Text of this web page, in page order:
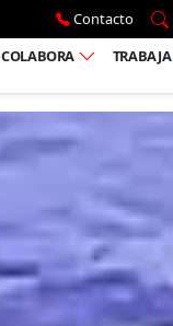
Contacto
COLABORA TRABAJA